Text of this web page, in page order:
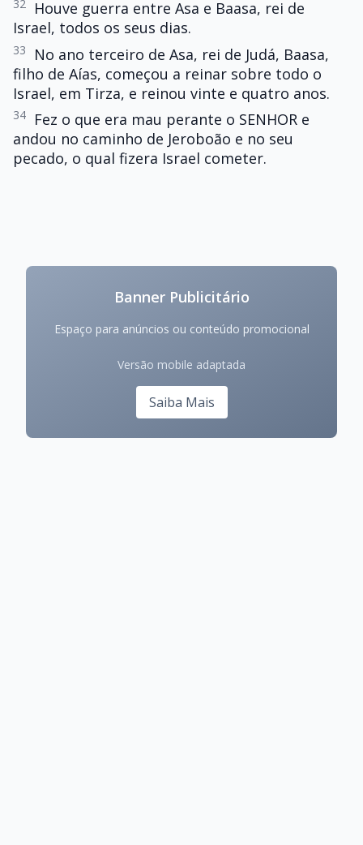
32
Houve guerra entre Asa e Baasa, rei de
Israel, todos os seus dias.
33
No ano terceiro de Asa, rei de Judá, Baasa,
filho de Aías, começou a reinar sobre todo o
Israel, em Tirza, e reinou vinte e quatro anos.
34
Fez o que era mau perante o SENHOR e
andou no caminho de Jeroboão e no seu
pecado, o qual fizera Israel cometer.
Banner Publicitário
Espaço para anúncios ou conteúdo promocional
Versão mobile adaptada
Saiba Mais